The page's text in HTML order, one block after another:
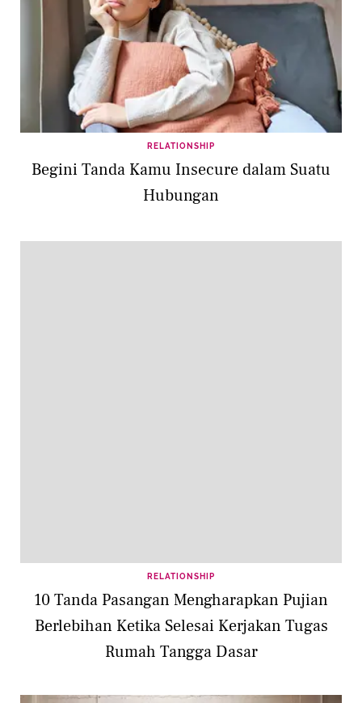
RELATIONSHIP
Begini Tanda Kamu Insecure dalam Suatu
Hubungan
RELATIONSHIP
10 Tanda Pasangan Mengharapkan Pujian
Berlebihan Ketika Selesai Kerjakan Tugas
Rumah Tangga Dasar